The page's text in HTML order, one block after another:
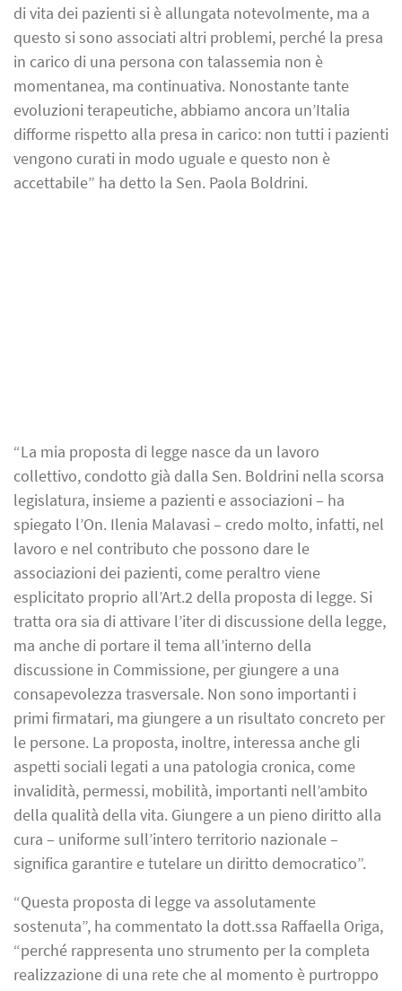
di vita dei pazienti si è allungata notevolmente, ma a
questo si sono associati altri problemi, perché la presa
in carico di una persona con talassemia non è
momentanea, ma continuativa. Nonostante tante
evoluzioni terapeutiche, abbiamo ancora un’Italia
difforme rispetto alla presa in carico: non tutti i pazienti
vengono curati in modo uguale e questo non è
accettabile” ha detto la Sen. Paola Boldrini.
“La mia proposta di legge nasce da un lavoro
collettivo, condotto già dalla Sen. Boldrini nella scorsa
legislatura, insieme a pazienti e associazioni – ha
spiegato l’On. Ilenia Malavasi – credo molto, infatti, nel
lavoro e nel contributo che possono dare le
associazioni dei pazienti, come peraltro viene
esplicitato proprio all’Art.2 della proposta di legge. Si
tratta ora sia di attivare l’iter di discussione della legge,
ma anche di portare il tema all’interno della
discussione in Commissione, per giungere a una
consapevolezza trasversale. Non sono importanti i
primi firmatari, ma giungere a un risultato concreto per
le persone. La proposta, inoltre, interessa anche gli
aspetti sociali legati a una patologia cronica, come
invalidità, permessi, mobilità, importanti nell’ambito
della qualità della vita. Giungere a un pieno diritto alla
cura – uniforme sull’intero territorio nazionale –
significa garantire e tutelare un diritto democratico”.
“Questa proposta di legge va assolutamente
sostenuta”, ha commentato la dott.ssa Raffaella Origa,
“perché rappresenta uno strumento per la completa
realizzazione di una rete che al momento è purtroppo